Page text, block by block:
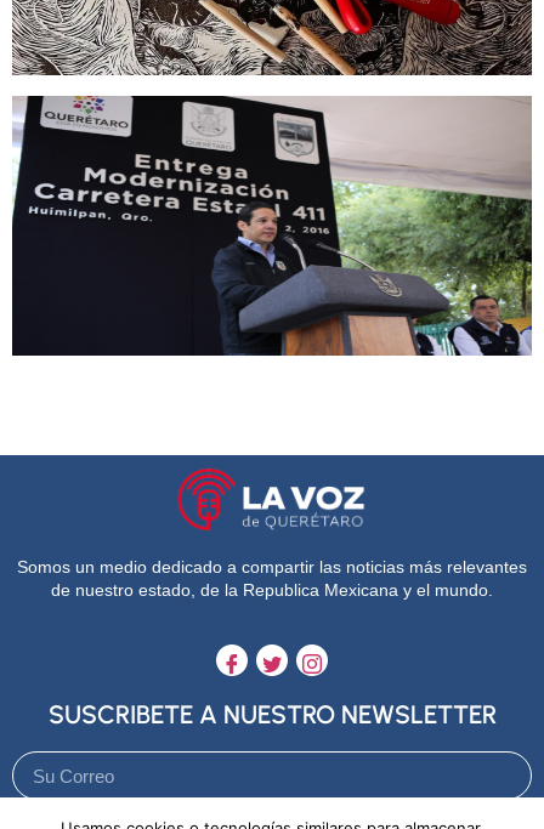
Somos un medio dedicado a compartir las noticias más relevantes
de nuestro estado, de la Republica Mexicana y el mundo.
SUSCRIBETE A NUESTRO NEWSLETTER